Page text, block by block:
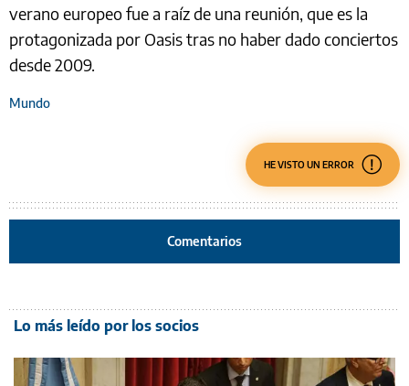
verano europeo fue a raíz de una reunión, que es la
protagonizada por Oasis tras no haber dado conciertos
desde 2009.
Mundo
HE VISTO UN ERROR
Comentarios
Lo más leído por los socios